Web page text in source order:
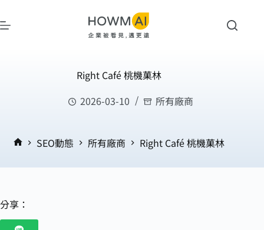
Right Café 桃機菓林
2026-03-10
所有廠商
SEO動態 所有廠商 Right Café 桃機菓林
分享：